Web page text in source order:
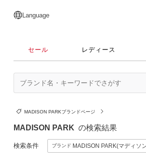
日本語
English
简体中文
繁體中文
Language
セール レディース
MADISON PARKブランドページ
MADISON PARK の検索結果
検索条件 ブランド MADISON PARK(マディソ